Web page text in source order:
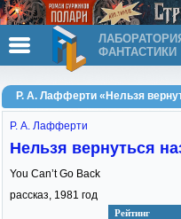
ФАНТАСТИКИ
Р. А. Лафферти «Нельзя
Рейтинг
Р. А. Лафферти
Нельзя вернуться
You Can’t Go Back
рассказ, 1981 год